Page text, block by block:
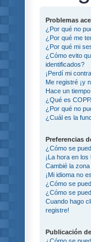
Problemas
¿Por qué no
¿Por qué me
¿Por qué mi
¿Cómo evito
identificados?
¡Perdí mi
Me registré ¡y
Hace un
¿Qué es
¿Por qué no
¿Cuál es la
Preferencias
¿Cómo se
¡La hora en
Cambié la
¡Mi idioma no
¿Cómo se
¿Cómo se
Cuando hago
registre!
Publicación
¿Cómo se